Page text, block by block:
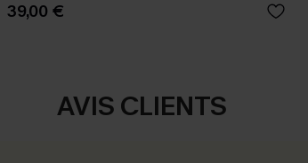
39,00 €
AVIS CLIENTS